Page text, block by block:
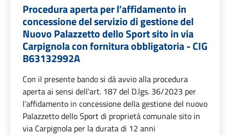
Procedura aperta per l’affidamento in
concessione del servizio di gestione del
Nuovo Palazzetto dello Sport sito in via
Carpignola con fornitura obbligatoria - CIG
B63132992A
Con il presente bando si dà avvio alla procedura
aperta ai sensi dell’art. 187 del D.lgs. 36/2023 per
l’affidamento in concessione della gestione del nuovo
Palazzetto dello Sport di proprietà comunale sito in
via Carpignola per la durata di 12 anni